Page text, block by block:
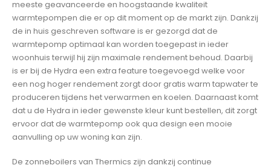
meeste geavanceerde en hoogstaande kwaliteit
warmtepompen die er op dit moment op de markt zijn. Dankzij
de in huis geschreven software is er gezorgd dat de
warmtepomp optimaal kan worden toegepast in ieder
woonhuis terwijl hij zijn maximale rendement behoud. Daarbij
is er bij de Hydra een extra feature toegevoegd welke voor
een nog hoger rendement zorgt door gratis warm tapwater te
produceren tijdens het verwarmen en koelen. Daarnaast komt
dat u de Hydra in ieder gewenste kleur kunt bestellen, dit zorgt
ervoor dat de warmtepomp ook qua design een mooie
aanvulling op uw woning kan zijn.
De zonneboilers van Thermics zijn dankzij continue